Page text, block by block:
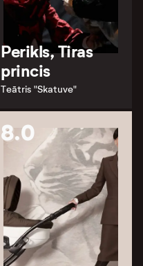
Perikls, Tiras
princis
Teātris "Skatuve"
8.0